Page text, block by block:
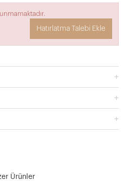
Hatırlatma Talebi Ekle
Ürünler